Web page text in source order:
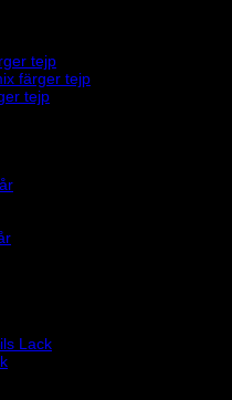
tejp
färger tejp
tejp
Lack